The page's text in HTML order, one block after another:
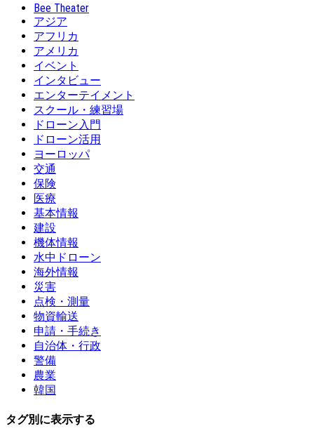
Bee Theater
アジア
アフリカ
アメリカ
イベント
インタビュー
エンターテイメント
スクール・練習場
ドローン入門
ドローン活用
ヨーロッパ
交通
保険
医療
基本情報
建設
機体情報
水中ドローン
海外情報
災害
点検・測量
物資輸送
申請・手続き
自治体・行政
警備
農業
韓国
タグ別に表示する